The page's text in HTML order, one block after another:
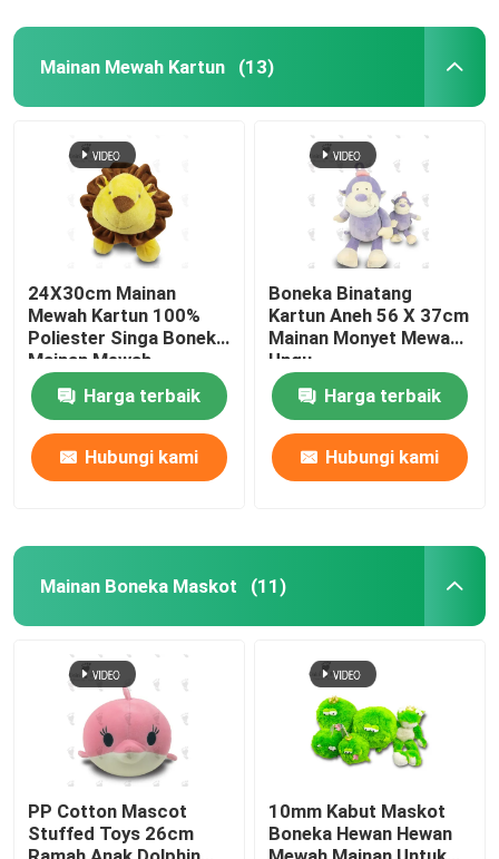
Mainan Mewah Kartun (13)
24X30cm Mainan
Mewah Kartun 100%
Poliester Singa Boneka
Mainan Mewah
Harga terbaik
Hubungi kami
Boneka Binatang
Kartun Aneh 56 X 37cm
Mainan Monyet Mewah
Ungu
Harga terbaik
Hubungi kami
Mainan Boneka Maskot (11)
PP Cotton Mascot
Stuffed Toys 26cm
10mm Kabut Maskot
Boneka Hewan Hewan